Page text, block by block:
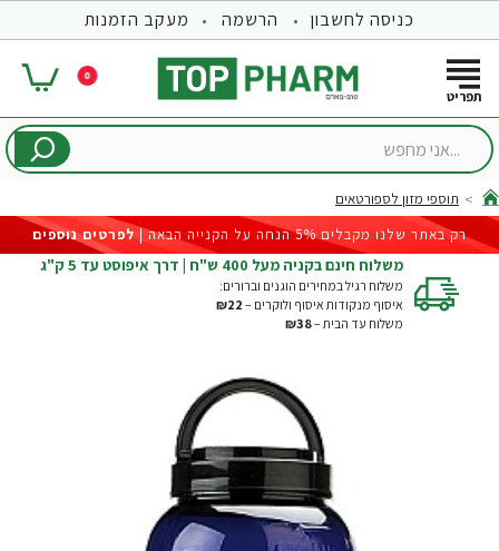
כניסה לחשבון הרשמה מעקב הזמנות
0
...אני
home
תוספי מזון לספורטאים
רק באתר שלנו מקבלים 5% הנחה על הקנייה הבאה |
לפרטים נוספים
משלוח חינם בקניה מעל 400 ש"ח | דרך איפוסט עד 5 ק"ג
משלוח רגיל במחירים הוגנים וברורים:
איסוף מנקודות איסוף ולוקרים – ₪22
משלוח עד הבית –₪38